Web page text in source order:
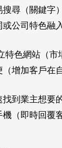
尋（關鍵字）
公司特色融
特色網站（市
增加客戶在
到業主想要的
（即時回覆